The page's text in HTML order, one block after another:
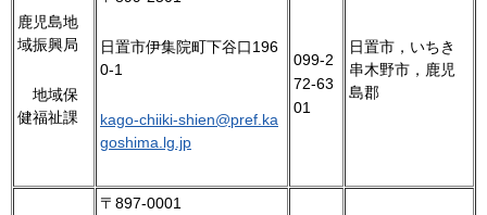
鹿児島地
域振興局
地域保
健福祉課
日置市伊集院町下谷口196
0-1
kago-chiiki-shien@pref.ka
goshima.lg.jp
099-2
72-63
01
日置市，いちき
串木野市，鹿児
島郡
〒897-0001